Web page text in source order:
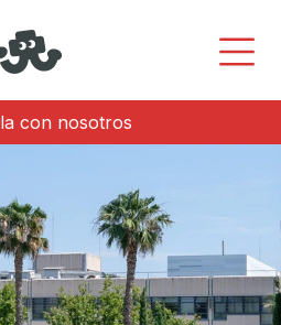
con nosotros